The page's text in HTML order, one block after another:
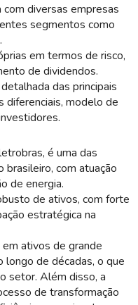
com diversas empresas
segmentos como
em termos de risco,
de dividendos.
das principais
diferenciais, modelo de
é uma das
com atuação
de energia.
de ativos, com forte
estratégica na
ativos de grande
longo de décadas, o que
setor. Além disso, a
de transformação